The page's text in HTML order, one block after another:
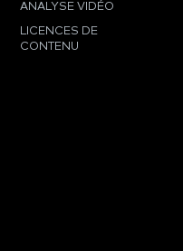
ANALYSE VIDÉO
LICENCES DE
CONTENU